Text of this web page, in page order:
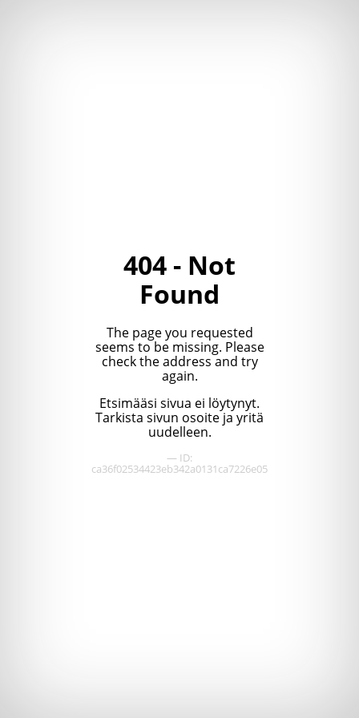
404 - Not
Found
The page you requested
seems to be missing. Please
check the address and try
again.
Etsimääsi sivua ei löytynyt.
Tarkista sivun osoite ja yritä
uudelleen.
— ID:
ca36f02534423eb342a0131ca7226e05